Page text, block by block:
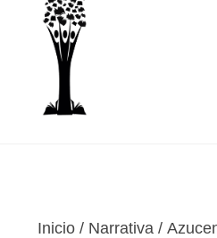
Inicio / Narrativa /